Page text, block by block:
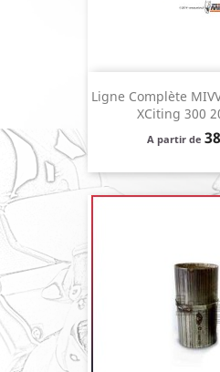
Ligne Complète
XCiting 300
A partir de